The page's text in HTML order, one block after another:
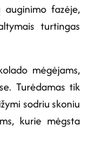
auginimo fazėje,
turtingas
mėgėjams,
Turėdamas tik
sodriu skoniu
kurie mėgsta